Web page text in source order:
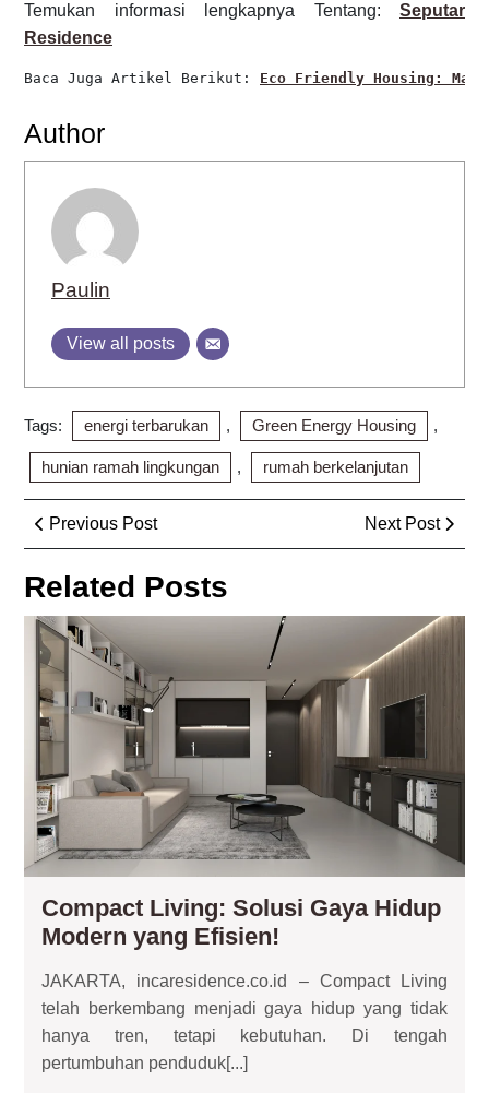
Temukan informasi lengkapnya Tentang: Seputar
Residence
Baca Juga Artikel Berikut: Eco Friendly Housing:
Author
Paulin
View all posts
Tags: energi terbarukan , Green Energy Housing ,
hunian ramah lingkungan , rumah berkelanjutan
Post
navigation
Previous PostPrevious
Post
Next Post
Next
Post
Related Posts
Compact Living: Solusi Gaya Hidup
Modern yang Efisien!
Solusi
Gaya
Hidup
JAKARTA, incaresidence.co.id – Compact Living
telah berkembang menjadi gaya hidup yang tidak
hanya tren, tetapi kebutuhan. Di tengah
pertumbuhan penduduk[...]